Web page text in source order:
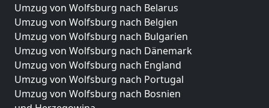
Umzug von Wolfsburg nach Belarus
Umzug von Wolfsburg nach Belgien
Umzug von Wolfsburg nach Bulgarien
Umzug von Wolfsburg nach Dänemark
Umzug von Wolfsburg nach England
Umzug von Wolfsburg nach Portugal
Umzug von Wolfsburg nach Bosnien